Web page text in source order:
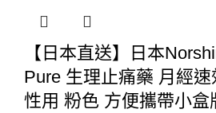
【日本直送】日本
Pure 生理止痛藥 月經
性用 粉色 方便攜帶小盒